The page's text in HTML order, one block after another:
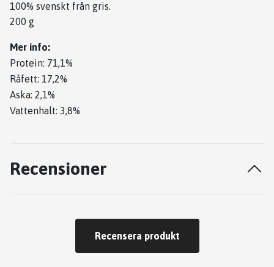
100% svenskt från gris.
200 g
Mer info:
Protein: 71,1%
Råfett: 17,2%
Aska: 2,1%
Vattenhalt: 3,8%
Recensioner
Recensera produkt